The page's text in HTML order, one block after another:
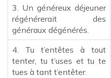
3. Un généreux déjeuner
régénérerait des
généraux dégénérés.
4. Tu t’entêtes à tout
tenter, tu t’uses et tu te
tues à tant t’entêter.